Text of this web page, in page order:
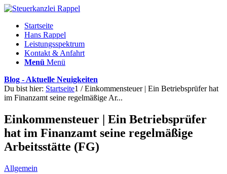
Startseite
Hans Rappel
Leistungsspektrum
Kontakt & Anfahrt
Menü Menü
Blog - Aktuelle Neuigkeiten
Du bist hier: Startseite1 / Einkommensteuer | Ein Betriebsprüfer hat
im Finanzamt seine regelmäßige Ar...
Einkommensteuer | Ein Betriebsprüfer
hat im Finanzamt seine regelmäßige
Arbeitsstätte (FG)
Allgemein